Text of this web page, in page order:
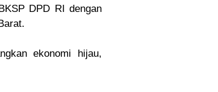
DPD RI dengan
ekonomi hijau,